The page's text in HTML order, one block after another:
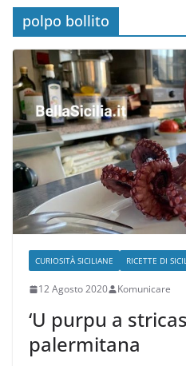
polpo bollito
CURIOSITÀ SICILIANE RICETTE DI
12 Agosto 2020 Komunicare
‘U purpu a
palermitana